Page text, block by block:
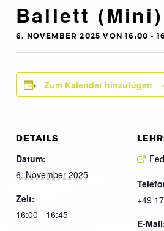
Ballett (Mini)
6. NOVEMBER 2025 VON 16:00 -
Zum Kalender hinzufügen
DETAILS
Datum:
6. November 2025
Zeit:
16:00 - 16:45
+49
E-